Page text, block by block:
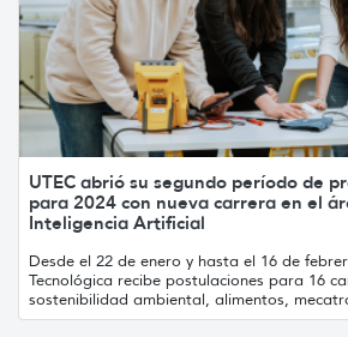
UTEC abrió su segundo período de
para 2024 con nueva carrera en el
Inteligencia Artificial
Desde el 22 de enero y hasta el 16 de
Tecnológica recibe postulaciones para 16
sostenibilidad ambiental, alimentos,